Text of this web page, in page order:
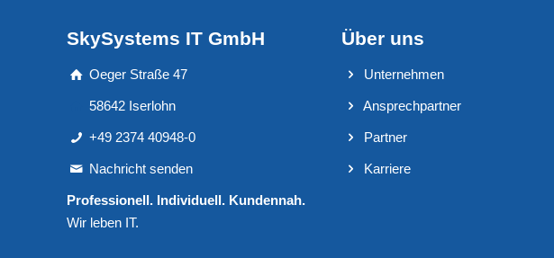
SkySystems IT GmbH
Oeger Straße 47
58642 Iserlohn
+49 2374 40948-0
Nachricht senden
Professionell. Individuell. Kundennah.
Wir leben IT.
Über uns
Unternehmen
Ansprechpartner
Partner
Karriere